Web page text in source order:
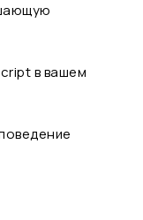
в вашем